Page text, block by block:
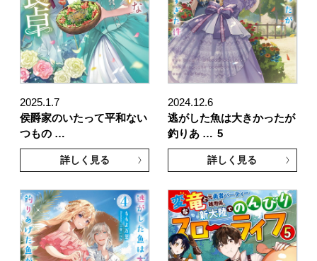
2025.1.7
侯爵家のいたって平和ない
つもの …
詳しく見る
2024.12.6
逃がした魚は大きかったが
釣りあ … 5
詳しく見る